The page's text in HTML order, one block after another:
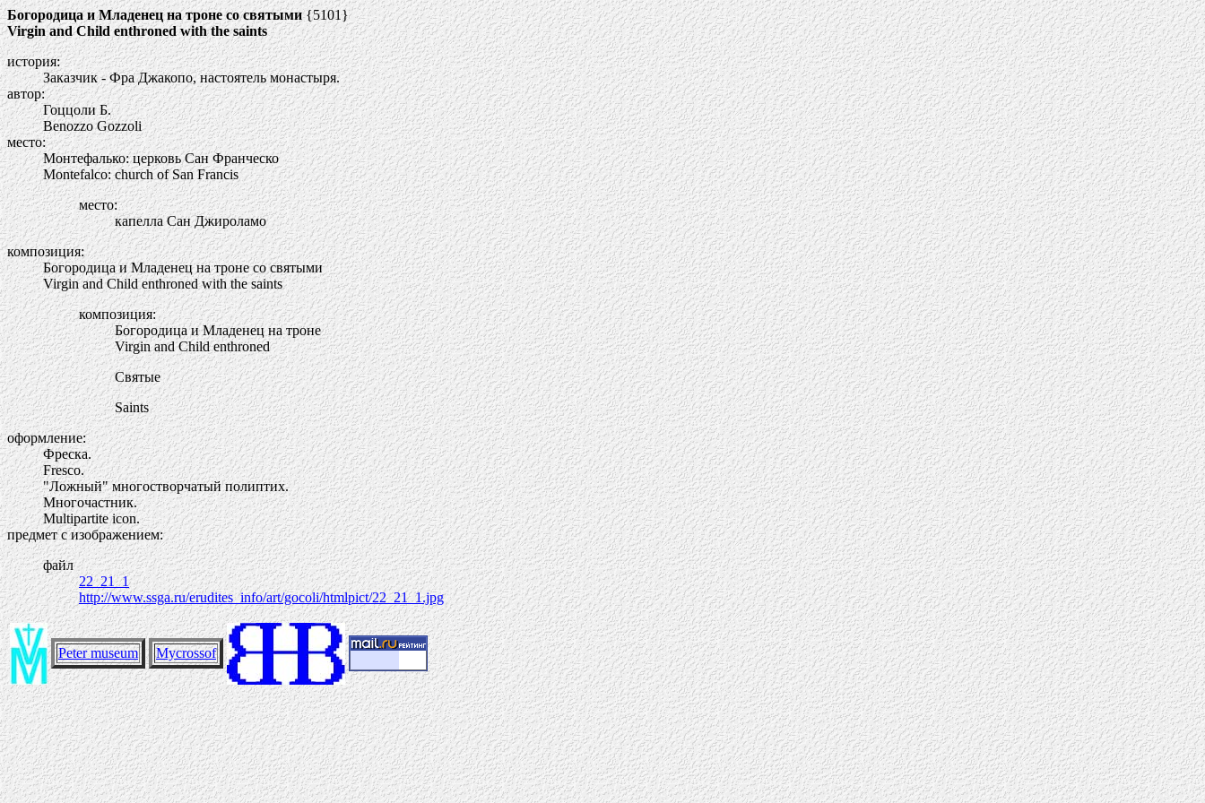
Богородица и Младенец на троне со святыми{5101}
Virgin and Child enthroned with the saints
история:
Заказчик - Фра Джакопо, настоятель монастыря.
автор:
Гоццоли Б.
Benozzo Gozzoli
место:
Монтефалько: церковь Сан Франческо
Montefalco: church of San Francis
место:
капелла Сан Джироламо
композиция:
Богородица и Младенец на троне со святыми
Virgin and Child enthroned with the saints
композиция:
Богородица и Младенец на троне
Virgin and Child enthroned
Святые
Saints
оформление:
Фреска.
Fresco.
"Ложный" многостворчатый полиптих.
Многочастник.
Multipartite icon.
предмет с изображением:
файл
22_21_1
http://www.ssga.ru/erudites_info/art/gocoli/htmlpict/22_21_1.jpg
Peter museum Mycrossof